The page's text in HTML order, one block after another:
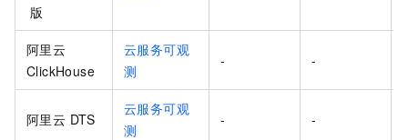
版
阿里云
ClickHouse
云服务可观
测
- -
阿里云 DTS
云服务可观
测
- -